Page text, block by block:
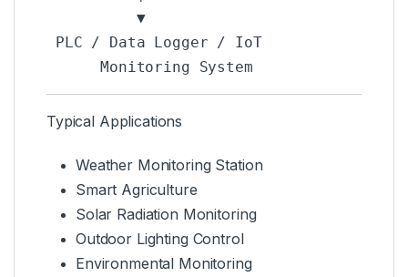
          ▼
PLC / Data Logger / IoT
Typical Applications
Weather Monitoring Station
Smart Agriculture
Solar Radiation Monitoring
Outdoor Lighting Control
Environmental Monitoring